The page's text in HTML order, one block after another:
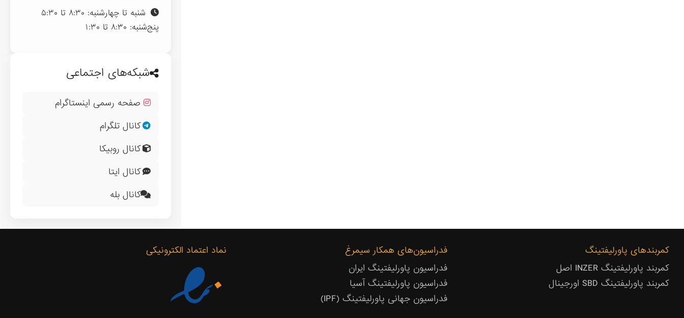
شنبه تا چهارشنبه: ۸:۳۰ تا ۵:۳۰
پنج‌شنبه: ۸:۳۰ تا ۱:۳۰
شبکه‌های اجتماعی
صفحه رسمی اینستاگرام
کانال تلگرام
کانال روبیکا
کانال ایتا
کانال بله
کمربندهای پاورلیفتینگ
کمربند پاورلیفتینگ INZER اصل
کمربند پاورلیفتینگ SBD اورجینال
فدراسیون‌های همکار سیمرغ
فدراسیون پاورلیفتینگ ایران
فدراسیون پاورلیفتینگ آسیا
فدراسیون جهانی پاورلیفتینگ (IPF)
نماد اعتماد الکترونیکی